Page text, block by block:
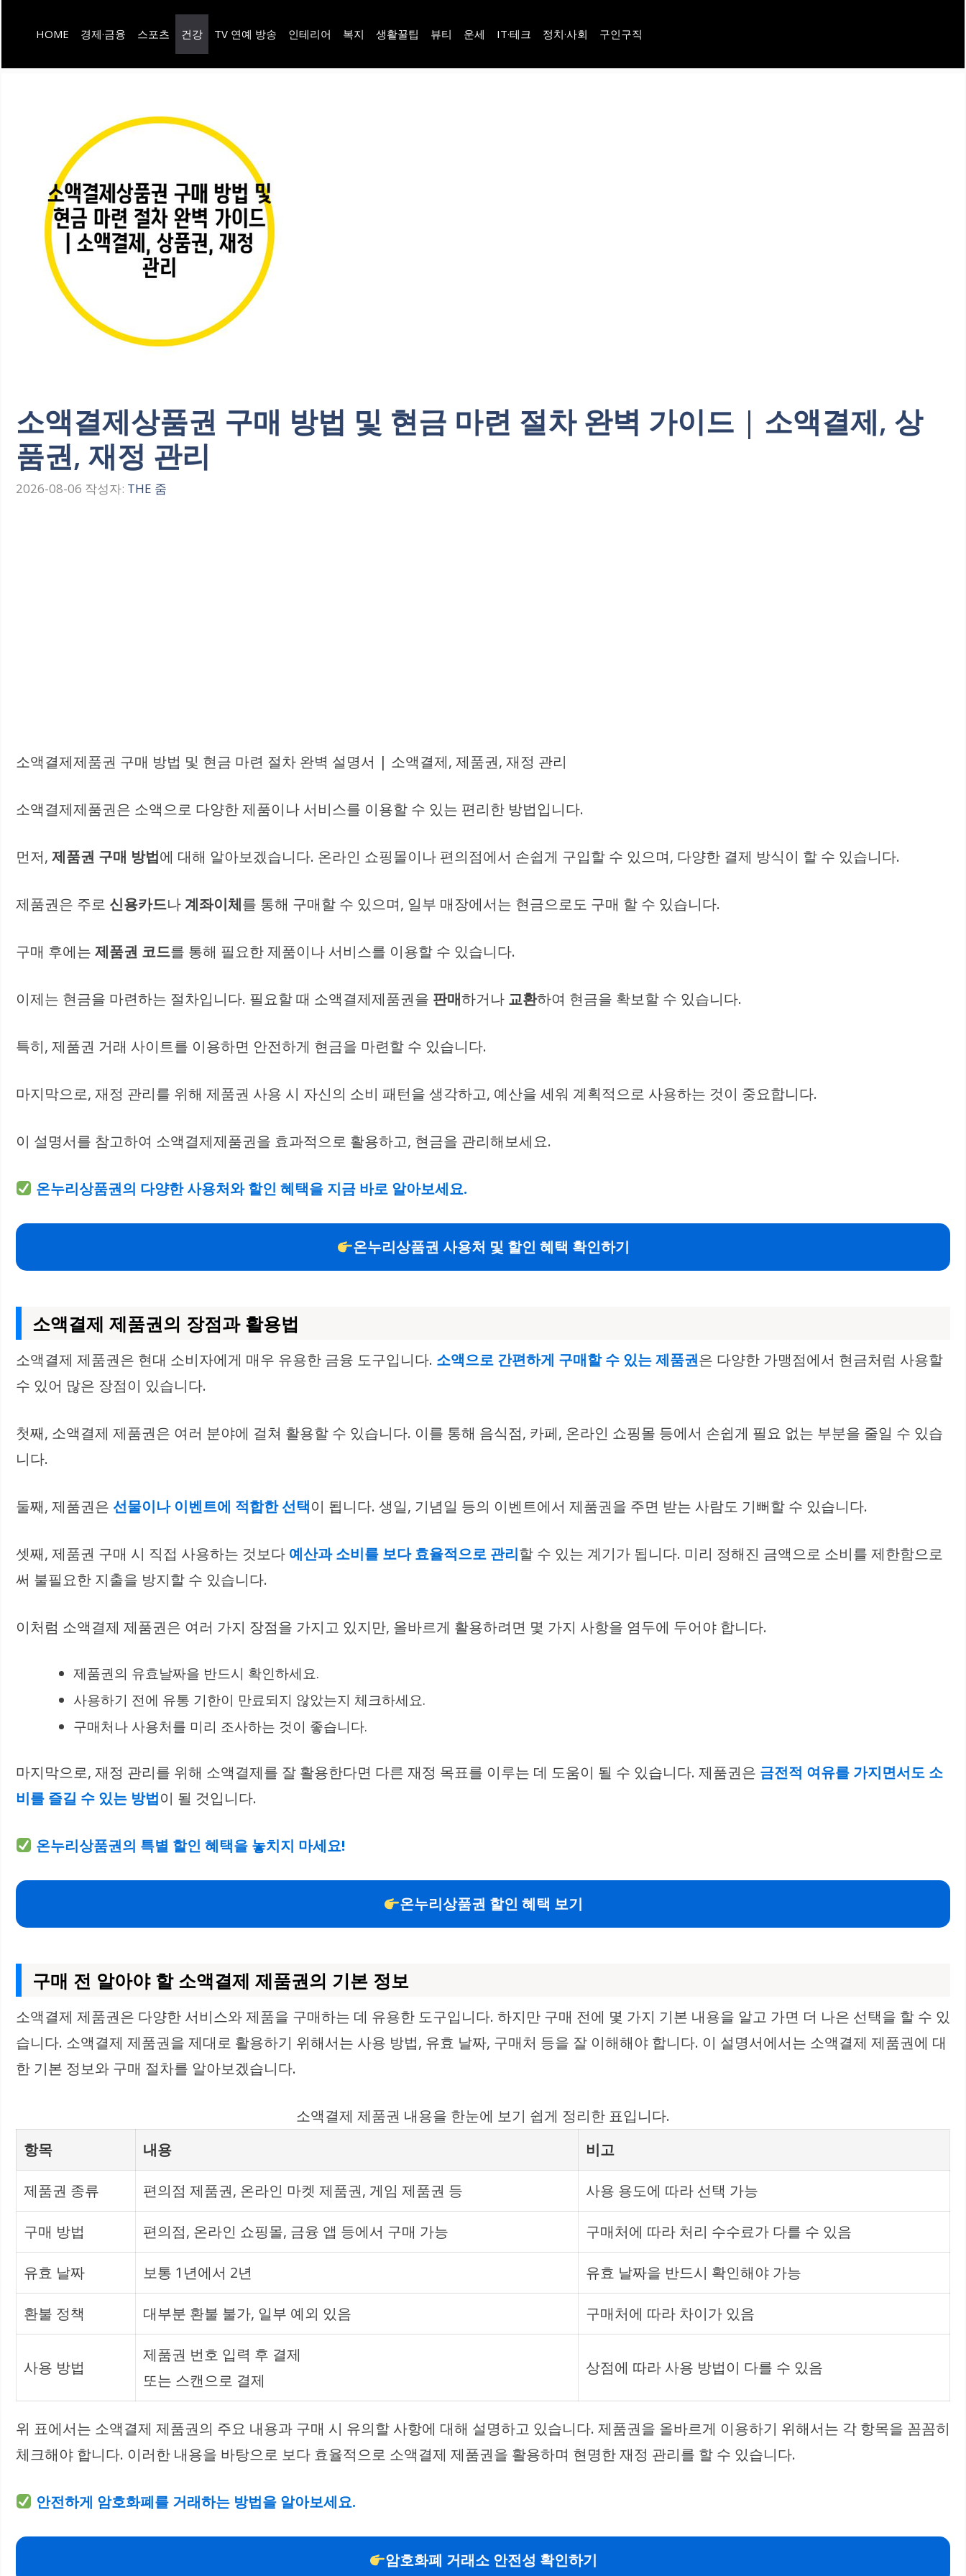
츠
HOME 경제·금융 스포츠 건강 TV 연예 방송 인테리어 복지 생활꿀팁 뷰티 운세 IT·테크 정치·사회 구인구직
소액결제상품권 구매 방법 및 현금 마련 절차 완벽 가이드 | 소액결제, 상
품권, 재정 관리
2026-08-06 작성자: THE 줌
소액결제제품권 구매 방법 및 현금 마련 절차 완벽 설명서 | 소액결제, 제품권, 재정 관리
소액결제제품권은 소액으로 다양한 제품이나 서비스를 이용할 수 있는 편리한 방법입니다.
먼저, 제품권 구매 방법에 대해 알아보겠습니다. 온라인 쇼핑몰이나 편의점에서 손쉽게 구입할 수 있으며, 다양한 결제 방식이 할 수 있습니다.
제품권은 주로 신용카드나계좌이체를 통해 구매할 수 있으며, 일부 매장에서는 현금으로도 구매 할 수 있습니다.
구매 후에는 제품권 코드를 통해 필요한 제품이나 서비스를 이용할 수 있습니다.
이제는 현금을 마련하는 절차입니다. 필요할 때 소액결제제품권을 판매하거나 교환하여 현금을 확보할 수 있습니다.
특히, 제품권 거래 사이트를 이용하면 안전하게 현금을 마련할 수 있습니다.
마지막으로, 재정 관리를 위해 제품권 사용 시 자신의 소비 패턴을 생각하고, 예산을 세워 계획적으로 사용하는 것이 중요합니다.
이 설명서를 참고하여 소액결제제품권을 효과적으로 활용하고, 현금을 관리해보세요.
온누리상품권의 다양한 사용처와 할인 혜택을 지금 바로 알아보세요.
온누리상품권 사용처 및 할인 혜택 확인하기
소액결제 제품권의 장점과 활용법
소액결제 제품권은 현대 소비자에게 매우 유용한 금융 도구입니다. 소액으로 간편하게 구매할 수 있는 제품권은 다양한 가맹점에서 현금처럼 사용할
수 있어 많은 장점이 있습니다.
첫째, 소액결제 제품권은 여러 분야에 걸쳐 활용할 수 있습니다. 이를 통해 음식점, 카페, 온라인 쇼핑몰 등에서 손쉽게 필요 없는 부분을 줄일 수 있습
니다.
둘째, 제품권은 선물이나 이벤트에 적합한 선택이 됩니다. 생일, 기념일 등의 이벤트에서 제품권을 주면 받는 사람도 기뻐할 수 있습니다.
셋째, 제품권 구매 시 직접 사용하는 것보다 예산과 소비를 보다 효율적으로 관리할 수 있는 계기가 됩니다. 미리 정해진 금액으로 소비를 제한함으로
써 불필요한 지출을 방지할 수 있습니다.
이처럼 소액결제 제품권은 여러 가지 장점을 가지고 있지만, 올바르게 활용하려면 몇 가지 사항을 염두에 두어야 합니다.
제품권의 유효날짜을 반드시 확인하세요.
사용하기 전에 유통 기한이 만료되지 않았는지 체크하세요.
구매처나 사용처를 미리 조사하는 것이 좋습니다.
마지막으로, 재정 관리를 위해 소액결제를 잘 활용한다면 다른 재정 목표를 이루는 데 도움이 될 수 있습니다. 제품권은 금전적 여유를 가지면서도 소
비를 즐길 수 있는 방법이 될 것입니다.
온누리상품권의 특별 할인 혜택을 놓치지 마세요!
온누리상품권 할인 혜택 보기
구매 전 알아야 할 소액결제 제품권의 기본 정보
소액결제 제품권은 다양한 서비스와 제품을 구매하는 데 유용한 도구입니다. 하지만 구매 전에 몇 가지 기본 내용을 알고 가면 더 나은 선택을 할 수 있
습니다. 소액결제 제품권을 제대로 활용하기 위해서는 사용 방법, 유효 날짜, 구매처 등을 잘 이해해야 합니다. 이 설명서에서는 소액결제 제품권에 대
한 기본 정보와 구매 절차를 알아보겠습니다.
소액결제 제품권 내용을 한눈에 보기 쉽게 정리한 표입니다.
항목
내용 비고
제품권 종류 편의점 제품권, 온라인 마켓 제품권, 게임 제품권 등 사용 용도에 따라 선택 가능
구매 방법 편의점, 온라인 쇼핑몰, 금융 앱 등에서 구매 가능 구매처에 따라 처리 수수료가 다를 수 있음
유효 날짜 보통 1년에서 2년 유효 날짜을 반드시 확인해야 가능
환불 정책 대부분 환불 불가, 일부 예외 있음 구매처에 따라 차이가 있음
사용 방법
제품권 번호 입력 후 결제
또는 스캔으로 결제
상점에 따라 사용 방법이 다를 수 있음
위 표에서는 소액결제 제품권의 주요 내용과 구매 시 유의할 사항에 대해 설명하고 있습니다. 제품권을 올바르게 이용하기 위해서는 각 항목을 꼼꼼히
체크해야 합니다. 이러한 내용을 바탕으로 보다 효율적으로 소액결제 제품권을 활용하며 현명한 재정 관리를 할 수 있습니다.
안전하게 암호화폐를 거래하는 방법을 알아보세요.
암호화폐 거래소 안전성 확인하기